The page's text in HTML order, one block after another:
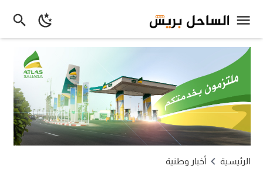
الرئيسية أخبار وطنية